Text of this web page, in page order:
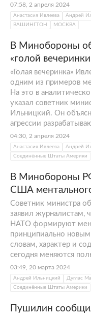
07:58, 2 апреля 2024
Анастасия Ивлеева Андрей
ВАШИНГТОН
МОСКВА
В Минобороны
«голой
«Голая вечеринка»
одним из примеров
На это в
указал советник
Ильницкий. Он
агрессии
04:30, 2 апреля 2024
Анастасия Ивлеева Андрей
Соединённые Штаты Америки
В Минобороны
США
Советник министра
заявил журналистам,
НАТО формируют
принципиально
словам, характер и
сегодня меняются
03:49, 20 марта 2024
Андрей Ильницкий Дуглас
Соединённые Штаты Америки
Пушилин